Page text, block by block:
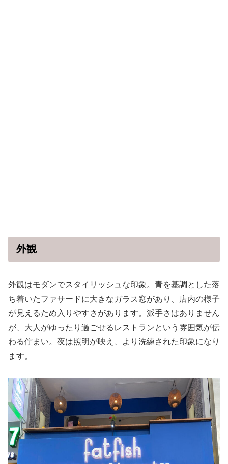
外観
外観はモダンでスタイリッシュな印象。青を基調とした落
ち着いたファサードに大きなガラス窓があり、店内の様子
が見えるため入りやすさがあります。派手さはありません
が、大人がゆったり過ごせるレストランという雰囲気が伝
わる佇まい。夜は照明が映え、より洗練された印象になり
ます。